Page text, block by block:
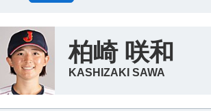
柏崎 咲和
KASHIZAKI SAWA